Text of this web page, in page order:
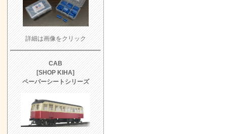
詳細は画像をクリック
CAB
[SHOP KIHA]
ペーパーシートシリーズ